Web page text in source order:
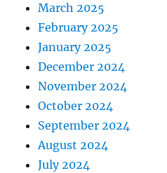
March 2025
February 2025
January 2025
December 2024
November 2024
October 2024
September 2024
August 2024
July 2024